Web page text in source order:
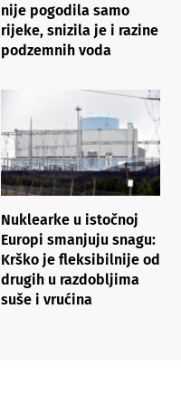
nije pogodila samo
rijeke, snizila je i razine
podzemnih voda
Nuklearke u istočnoj
Europi smanjuju snagu:
Krško je fleksibilnije od
drugih u razdobljima
suše i vrućina